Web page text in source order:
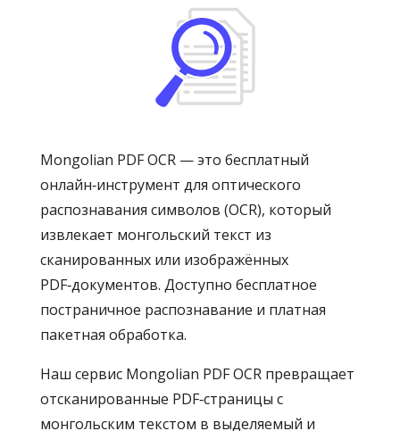
Mongolian PDF OCR — это бесплатный
онлайн‑инструмент для оптического
распознавания символов (OCR), который
извлекает монгольский текст из
сканированных или изображённых
PDF‑документов. Доступно бесплатное
постраничное распознавание и платная
пакетная обработка.
Наш сервис Mongolian PDF OCR превращает
отсканированные PDF‑страницы с
монгольским текстом в выделяемый и